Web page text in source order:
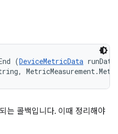
(DeviceMetricData
는 콜백입니다. 이때 정리해야